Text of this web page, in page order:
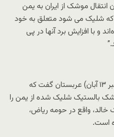
موشک از ایران به یمن
شلیک می شود متعلق به خود
و با افزایش برد آنها در پی
اواخر شب گذشته (شنبه ۴ نوامبر ۱۳ آبان) عربستان گفت که
بالستیک شلیک شده از یمن را
خالد، واقع در حومه ریاض،
است.